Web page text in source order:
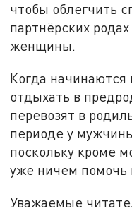
чтобы облегчить
партнёрских
женщины.
Когда начинаются
отдыхать в
перевозят в
периоде у
поскольку кроме
уже ничем помочь
Уважаемые